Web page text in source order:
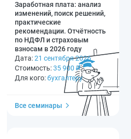
Заработная плата: анализ
изменений, поиск решений,
практические
рекомендации. Отчётность
по НДФЛ и страховым
взносам в 2026 году
Дата:21 сентября 2026
Стоимость:35 900 ₽
Для кого:бухгалтеру
Все семинары